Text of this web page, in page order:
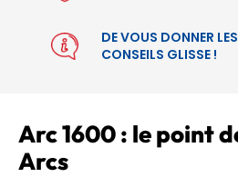
DE VOUS DONNER
CONSEILS GLISSE !
Arc 1600 : le point
Arcs